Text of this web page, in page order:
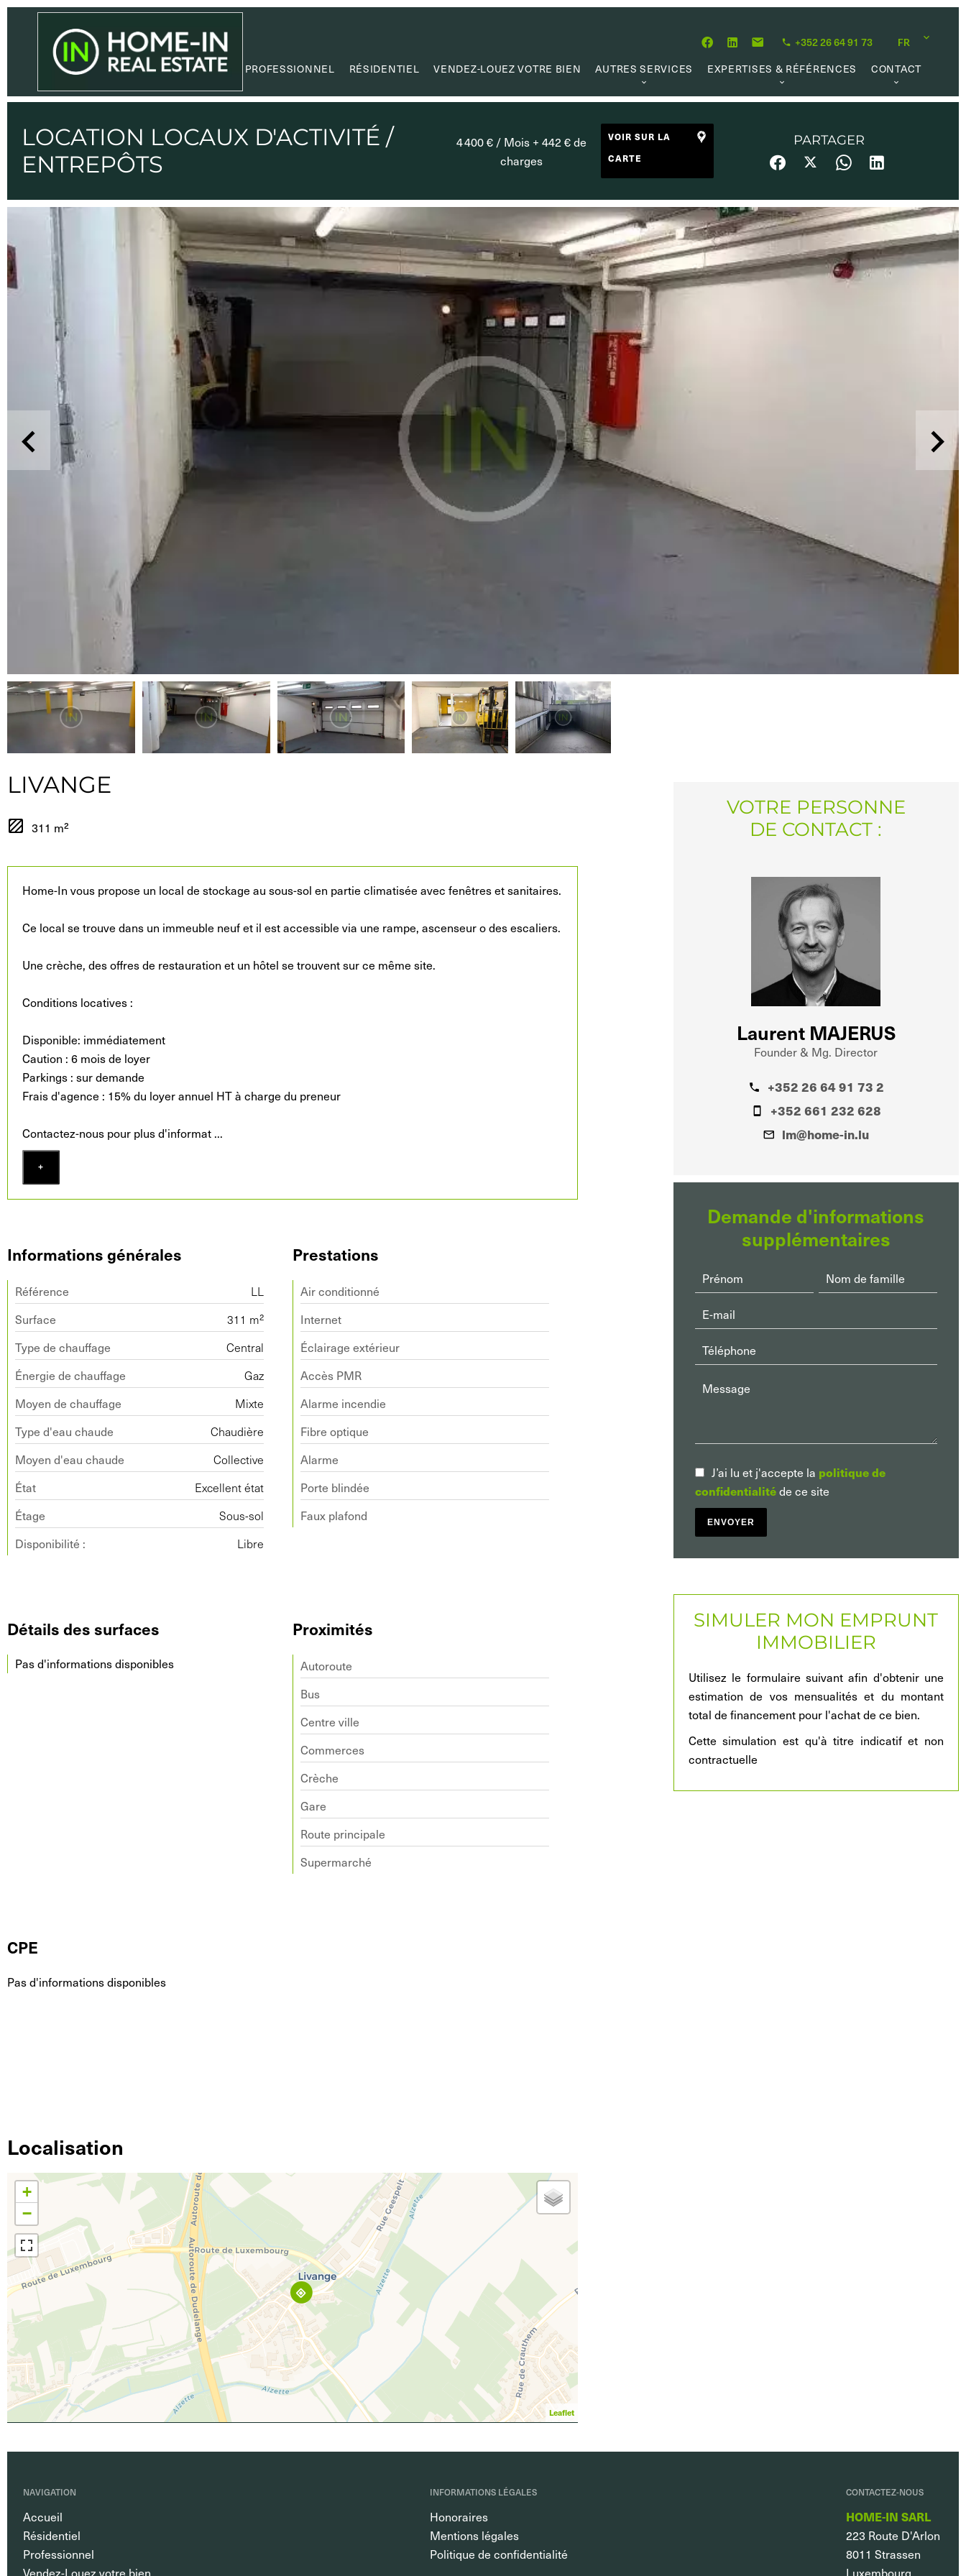
+352 26 64 91 73 FR
PROFESSIONNEL RÉSIDENTIEL VENDEZ-LOUEZ VOTRE BIEN
AUTRES SERVICES
GESTION LOCATIVE
CAPITAL MARKET
LIENS UTILES
EXPERTISES & RÉFÉRENCES
RÉFÉRENCES
AVIS CLIENTS
CONTACT
LOCATION LOCAUX D'ACTIVITÉ /
ENTREPÔTS
4 400 € / Mois + 442 € de
charges
VOIR SUR LA
CARTE
PARTAGER
LIVANGE
311 m²
Home-In vous propose un local de stockage au sous-sol en partie climatisée avec fenêtres et sanitaires.
Ce local se trouve dans un immeuble neuf et il est accessible via une rampe, ascenseur o des escaliers.
Une crèche, des offres de restauration et un hôtel se trouvent sur ce même site.
Conditions locatives :
Disponible: immédiatement
Caution : 6 mois de loyer
Parkings : sur demande
Frais d'agence : 15% du loyer annuel HT à charge du preneur
Contactez-nous pour plus d'informat ...
+
Informations générales
Référence
LL
Surface
311 m²
Type de chauffage
Central
Énergie de chauffage
Gaz
Moyen de chauffage
Mixte
Type d'eau chaude
Chaudière
Moyen d'eau chaude
Collective
État
Excellent état
Étage
Sous-sol
Disponibilité :
Libre
Prestations
Air conditionné
Internet
Éclairage extérieur
Accès PMR
Alarme incendie
Fibre optique
Alarme
Porte blindée
Faux plafond
Détails des surfaces
Pas d'informations disponibles
Proximités
Autoroute
Bus
Centre ville
Commerces
Crèche
Gare
Route principale
Supermarché
CPE
Pas d'informations disponibles
Localisation
+
−
Leaflet
VOTRE PERSONNE
DE CONTACT :
Laurent MAJERUS
Founder & Mg. Director
+352 26 64 91 73 2
+352 661 232 628
lm@home-in.lu
Demande d'informations
supplémentaires
J’ai lu et j'accepte la politique de
confidentialitéde ce site
ENVOYER
SIMULER MON EMPRUNT
IMMOBILIER
Utilisez le formulaire suivant afin d'obtenir une
estimation de vos mensualités et du montant
total de financement pour l'achat de ce bien.
Cette simulation est qu'à titre indicatif et non
contractuelle
NAVIGATION
Accueil
Résidentiel
Professionnel
Vendez-Louez votre bien
INFORMATIONS LÉGALES
Honoraires
Mentions légales
Politique de confidentialité
CONTACTEZ-NOUS
HOME-IN SARL
223 Route D'Arlon
8011 Strassen
Luxembourg